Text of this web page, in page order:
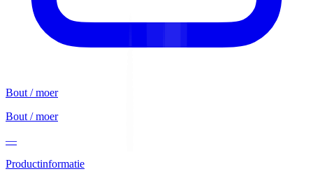
Bout / moer
Bout / moer
—
Productinformatie